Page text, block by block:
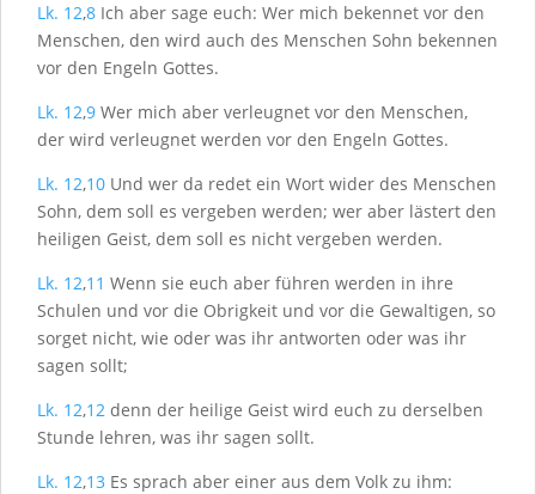
Lk. 12,8 Ich aber sage euch: Wer mich bekennet vor den
Menschen, den wird auch des Menschen Sohn bekennen
vor den Engeln Gottes.
Lk. 12,9 Wer mich aber verleugnet vor den Menschen,
der wird verleugnet werden vor den Engeln Gottes.
Lk. 12,10 Und wer da redet ein Wort wider des Menschen
Sohn, dem soll es vergeben werden; wer aber lästert den
heiligen Geist, dem soll es nicht vergeben werden.
Lk. 12,11 Wenn sie euch aber führen werden in ihre
Schulen und vor die Obrigkeit und vor die Gewaltigen, so
sorget nicht, wie oder was ihr antworten oder was ihr
sagen sollt;
Lk. 12,12 denn der heilige Geist wird euch zu derselben
Stunde lehren, was ihr sagen sollt.
Lk. 12,13 Es sprach aber einer aus dem Volk zu ihm: